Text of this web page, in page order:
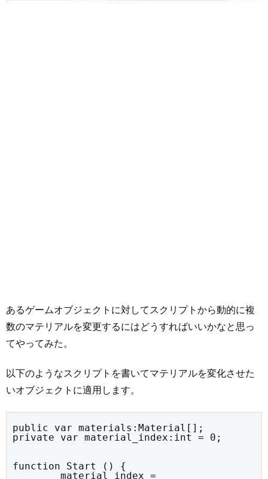
あるゲームオブジェクトに対してスクリプトから動的に複
数のマテリアルを変更するにはどうすればいいかなと思っ
てやってみた。
以下のようなスクリプトを書いてマテリアルを変化させた
いオブジェクトに適用します。
public var materials:Material[];
private var material_index:int = 0;
function Start () {